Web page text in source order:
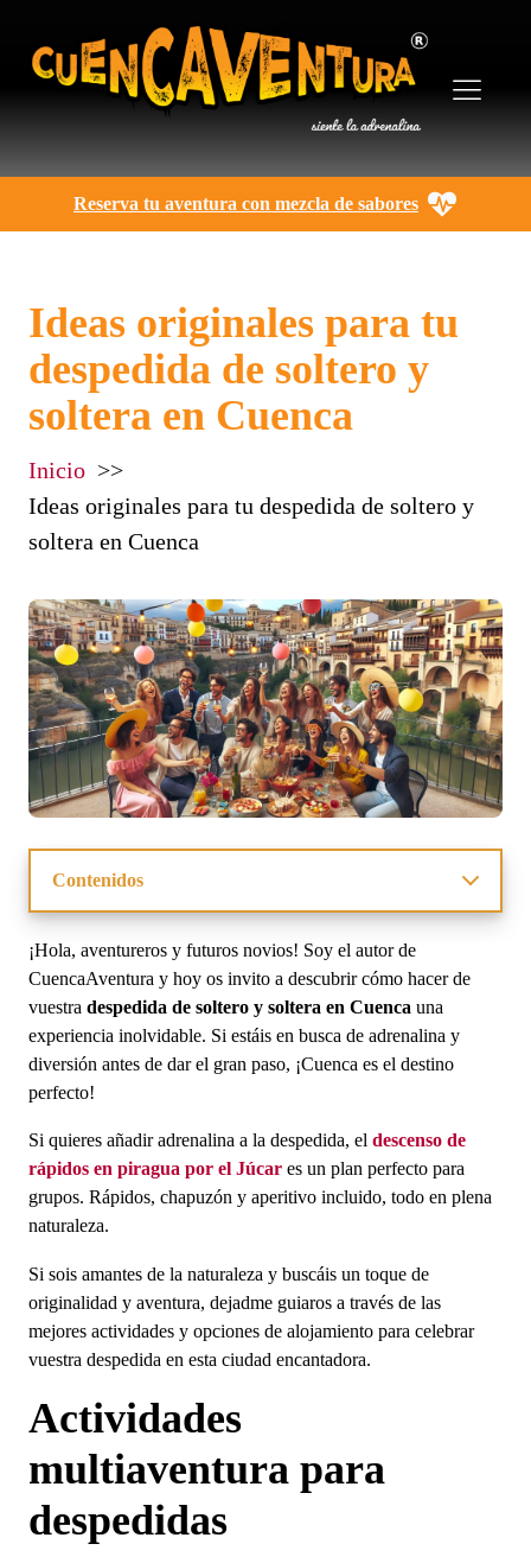
Reserva tu aventura con mezcla de sabores
Ideas originales para tu
despedida de soltero y
soltera en Cuenca
Inicio
Ideas originales para tu despedida de soltero y
soltera en Cuenca
Contenidos
Actividades multiaventura para despedidas
Ofertas para despedidas de soltero y soltera
Alojamiento para grupos grandes en Cuenca
¿Qué incluye un pack de despedida en Cuenca?
Ideas originales para tu despedida en Cuenca
Preguntas frecuentes sobre despedidas en Cuenca
¿Cuánto cuesta una despedida de soltero?
soltero?
¿Qué se puede hacer para despedida de soltero?
¡Hola, aventureros y futuros novios! Soy el autor de
CuencaAventura y hoy os invito a descubrir cómo hacer de
vuestra despedida de soltero y soltera en Cuenca una
experiencia inolvidable. Si estáis en busca de adrenalina y
diversión antes de dar el gran paso, ¡Cuenca es el destino
perfecto!
Si quieres añadir adrenalina a la despedida, el descenso de
rápidos en piragua por el Júcar es un plan perfecto para
grupos. Rápidos, chapuzón y aperitivo incluido, todo en plena
naturaleza.
Si sois amantes de la naturaleza y buscáis un toque de
originalidad y aventura, dejadme guiaros a través de las
mejores actividades y opciones de alojamiento para celebrar
vuestra despedida en esta ciudad encantadora.
Actividades
multiaventura para
despedidas